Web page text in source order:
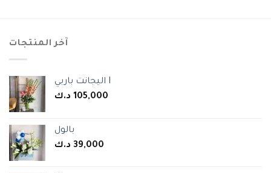
آخر المنتجات
اليجانت باربي I
105,000 د.ك
بالول
39,000 د.ك